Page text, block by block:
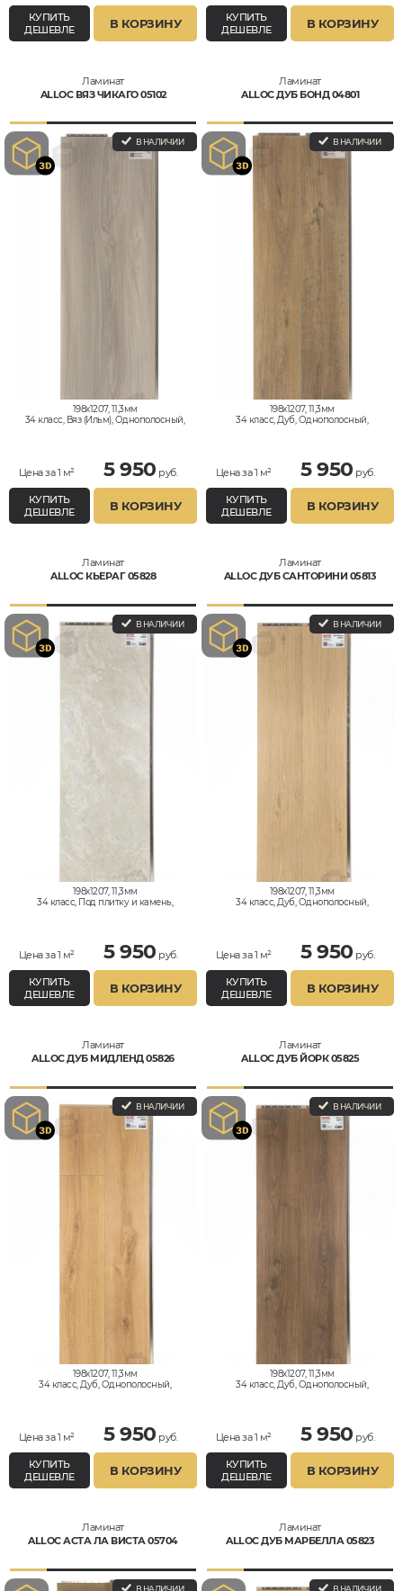
КУПИТЬ
ДЕШЕВЛЕ
В КОРЗИНУ
КУПИТЬ
ДЕШЕВЛЕ
В КОРЗИНУ
Ламинат
ALLOC ВЯЗ ЧИКАГО 05102
В НАЛИЧИИ
198x1207, 11,3мм
34 класс, Вяз (Ильм), Однополосный,
Цена за 1 м² 5 950 руб.
КУПИТЬ
ДЕШЕВЛЕ
В КОРЗИНУ
Ламинат
ALLOC ДУБ БОНД 04801
В НАЛИЧИИ
198x1207, 11,3мм
34 класс, Дуб, Однополосный,
Цена за 1 м² 5 950 руб.
КУПИТЬ
ДЕШЕВЛЕ
В КОРЗИНУ
Ламинат
ALLOC КЬЕРАГ 05828
В НАЛИЧИИ
198x1207, 11,3мм
34 класс, Под плитку и камень,
Цена за 1 м² 5 950 руб.
КУПИТЬ
ДЕШЕВЛЕ
В КОРЗИНУ
Ламинат
ALLOC ДУБ САНТОРИНИ 05813
В НАЛИЧИИ
198x1207, 11,3мм
34 класс, Дуб, Однополосный,
Цена за 1 м² 5 950 руб.
КУПИТЬ
ДЕШЕВЛЕ
В КОРЗИНУ
Ламинат
ALLOC ДУБ МИДЛЕНД 05826
В НАЛИЧИИ
198x1207, 11,3мм
34 класс, Дуб, Однополосный,
Цена за 1 м² 5 950 руб.
КУПИТЬ
ДЕШЕВЛЕ
В КОРЗИНУ
Ламинат
ALLOC ДУБ ЙОРК 05825
В НАЛИЧИИ
198x1207, 11,3мм
34 класс, Дуб, Однополосный,
Цена за 1 м² 5 950 руб.
КУПИТЬ
ДЕШЕВЛЕ
В КОРЗИНУ
Ламинат
ALLOC АСТА ЛА ВИСТА 05704
В НАЛИЧИИ
Ламинат
ALLOC ДУБ МАРБЕЛЛА 05823
В НАЛИЧИИ